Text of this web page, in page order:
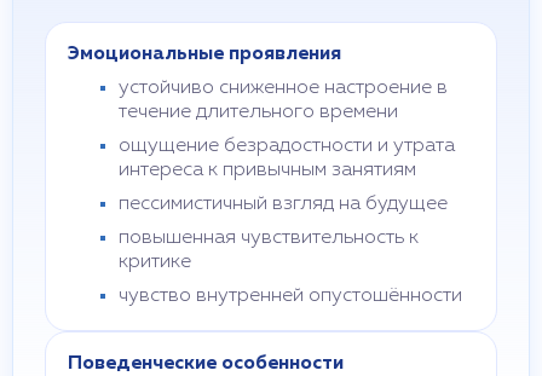
Эмоциональные проявления
устойчиво сниженное настроение в
течение длительного времени
ощущение безрадостности и утрата
интереса к привычным занятиям
пессимистичный взгляд на будущее
повышенная чувствительность к
критике
чувство внутренней опустошённости
Поведенческие особенности